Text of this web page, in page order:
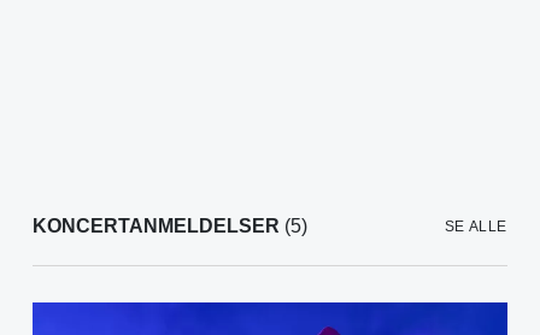
KONCERTANMELDELSER (5) SE ALLE